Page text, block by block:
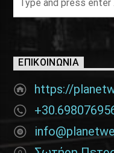
ΕΠΙΚΟΙΝΩΝΊΑ
https://